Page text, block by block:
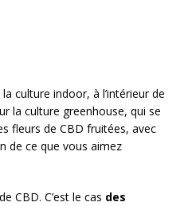
culture indoor, à l’intérieur de
la culture greenhouse, qui se
fleurs de CBD fruitées, avec
de ce que vous aimez
CBD. C’est le cas des